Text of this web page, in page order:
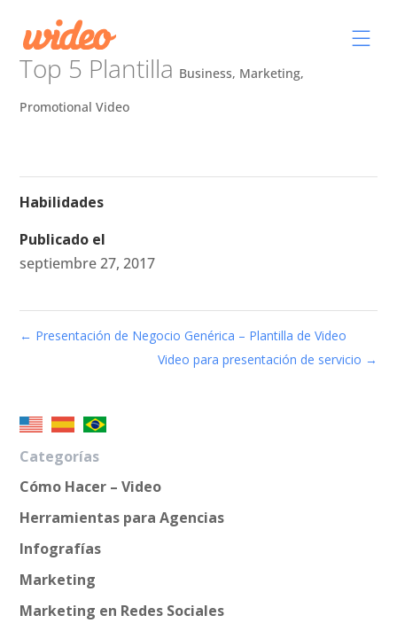
Top 5 Plantilla Business, Marketing,
Promotional Video
Habilidades
Publicado el
septiembre 27, 2017
← Presentación de Negocio Genérica – Plantilla de Video
Video para presentación de servicio →
Categorías
Cómo Hacer – Video
Herramientas para Agencias
Infografías
Marketing
Marketing en Redes Sociales